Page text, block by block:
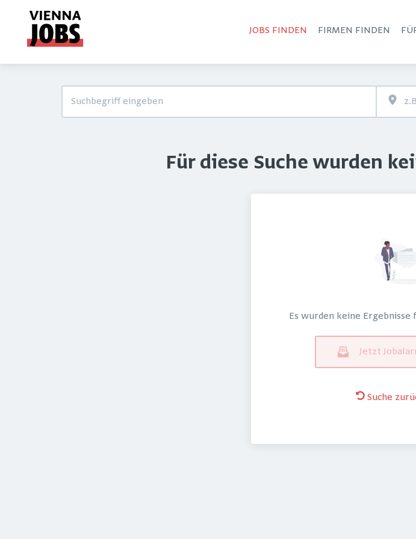
JOBS FINDEN FIRMEN FINDEN
Für diese Suche wurden
Es wurden keine Ergebnisse
Jetzt
Suche